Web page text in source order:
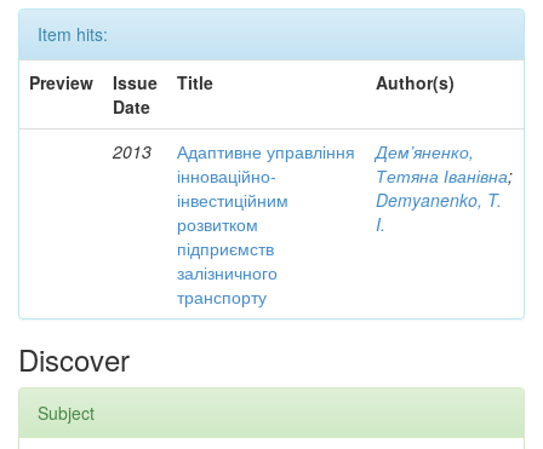
Item hits:
Preview
Issue
Date
Title Author(s)
2013
Адаптивне управління
інноваційно-
інвестиційним
розвитком
підприємств
залізничного
транспорту
Дем’яненко,
Тетяна Іванівна;
Demyanenko, T.
I.
Discover
Subject